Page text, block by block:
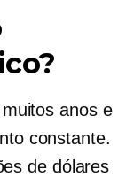
anos e
constante.
de dólares